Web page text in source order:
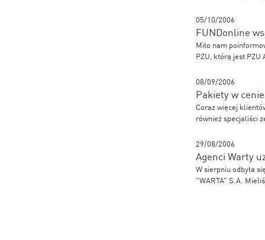
05/10/2006
FUNDonline
Miło nam
PZU, którą jest PZU
08/09/2006
Pakiety w cenie
Coraz więcej
również specjaliści
29/08/2006
Agenci Warty
W sierpniu odbyła
"WARTA" S.A.